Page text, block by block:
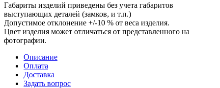
Габариты изделий приведены без учета габаритов
выступающих деталей (замков, и т.п.)
Допустимое отклонение +/-10 % от веса изделия.
Цвет изделия может отличаться от представленного на
фотографии.
Описание
Оплата
Доставка
Задать вопрос